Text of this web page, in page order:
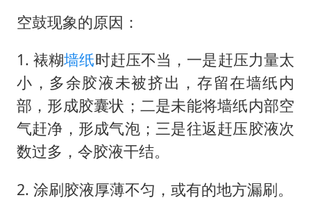
夯实基础开新局
空鼓现象的原因：
1. 裱糊墙纸时赶压不当，一是赶压力量太
小，多余胶液未被挤出，存留在墙纸内
部，形成胶囊状；二是未能将墙纸内部空
气赶净，形成气泡；三是往返赶压胶液次
数过多，令胶液干结。
2. 涂刷胶液厚薄不匀，或有的地方漏刷。